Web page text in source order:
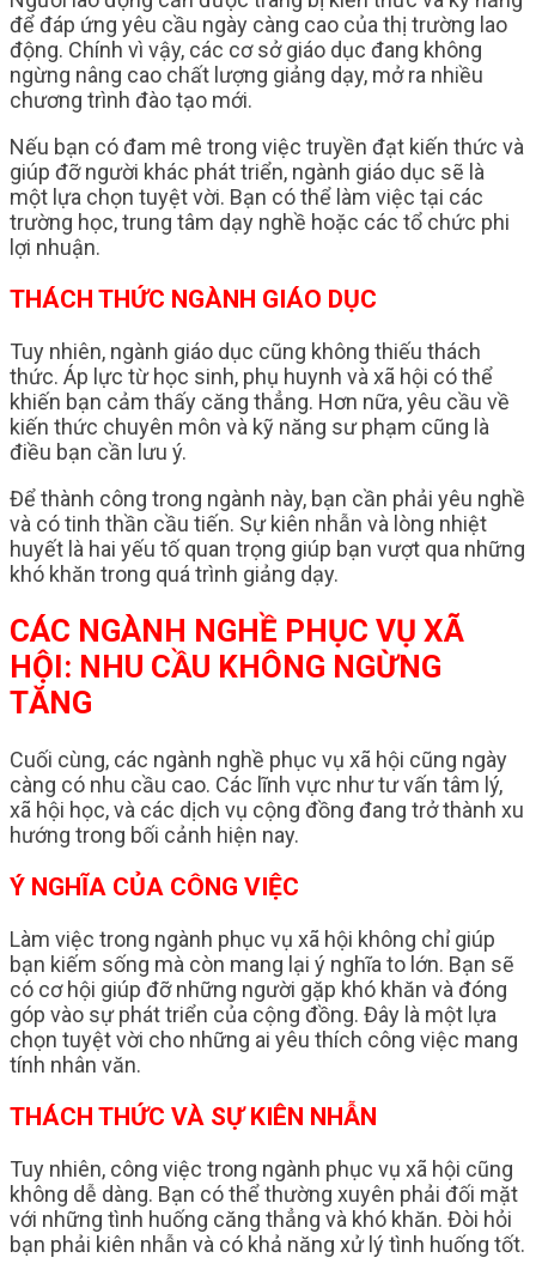
để đáp ứng yêu cầu ngày càng cao của thị trường lao
động. Chính vì vậy, các cơ sở giáo dục đang không
ngừng nâng cao chất lượng giảng dạy, mở ra nhiều
chương trình đào tạo mới.
Nếu bạn có đam mê trong việc truyền đạt kiến thức và
giúp đỡ người khác phát triển, ngành giáo dục sẽ là
một lựa chọn tuyệt vời. Bạn có thể làm việc tại các
trường học, trung tâm dạy nghề hoặc các tổ chức phi
lợi nhuận.
THÁCH THỨC NGÀNH GIÁO DỤC
Tuy nhiên, ngành giáo dục cũng không thiếu thách
thức. Áp lực từ học sinh, phụ huynh và xã hội có thể
khiến bạn cảm thấy căng thẳng. Hơn nữa, yêu cầu về
kiến thức chuyên môn và kỹ năng sư phạm cũng là
điều bạn cần lưu ý.
Để thành công trong ngành này, bạn cần phải yêu nghề
và có tinh thần cầu tiến. Sự kiên nhẫn và lòng nhiệt
huyết là hai yếu tố quan trọng giúp bạn vượt qua những
khó khăn trong quá trình giảng dạy.
CÁC NGÀNH NGHỀ PHỤC VỤ XÃ
HỘI: NHU CẦU KHÔNG NGỪNG
TĂNG
Cuối cùng, các ngành nghề phục vụ xã hội cũng ngày
càng có nhu cầu cao. Các lĩnh vực như tư vấn tâm lý,
xã hội học, và các dịch vụ cộng đồng đang trở thành xu
hướng trong bối cảnh hiện nay.
Ý NGHĨA CỦA CÔNG VIỆC
Làm việc trong ngành phục vụ xã hội không chỉ giúp
bạn kiếm sống mà còn mang lại ý nghĩa to lớn. Bạn sẽ
có cơ hội giúp đỡ những người gặp khó khăn và đóng
góp vào sự phát triển của cộng đồng. Đây là một lựa
chọn tuyệt vời cho những ai yêu thích công việc mang
tính nhân văn.
THÁCH THỨC VÀ SỰ KIÊN NHẪN
Tuy nhiên, công việc trong ngành phục vụ xã hội cũng
không dễ dàng. Bạn có thể thường xuyên phải đối mặt
với những tình huống căng thẳng và khó khăn. Đòi hỏi
bạn phải kiên nhẫn và có khả năng xử lý tình huống tốt.